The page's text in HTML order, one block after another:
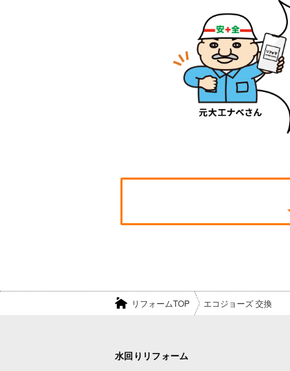
リフォームTOP エコジョーズ 交換
水回りリフォーム